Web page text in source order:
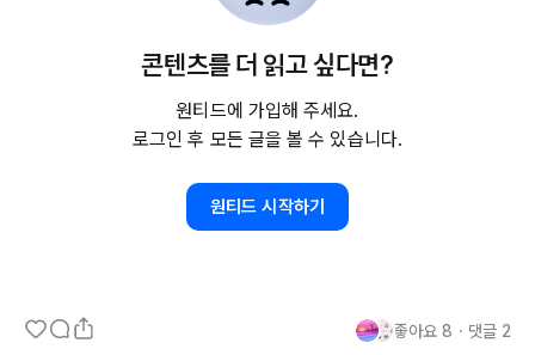
미디어와 엔터테인먼트의 세계를 벗어나 먹고 마시는 세계로 가게 되
었고, 프로젝트를 총괄하는 매니저에서 하나의 그룹을 총괄하는 리더
하는 것과는 다른 것이었고 주어진 미션을 수행하는 것과 미션을 새롭
게 만드는 것은 전혀 다른 새로운 것이었다.
처음에는 쉼 없이 달렸다. 주어진 역할을 온몸으로 받아들였다. 그렇
하는 상황이 벌어진 것이다. 그리고 어떤 것을 알게 되었을까? 어떤
콘텐츠를 더 읽고 싶다면?
원티드에 가입해 주세요.
로그인 후 모든 글을 볼 수 있습니다.
원티드 시작하기
좋아요 8 ・ 댓글 2